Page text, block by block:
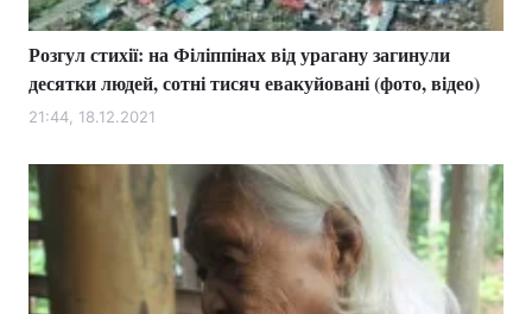
Розгул стихії: на Філіппінах від урагану загинули
десятки людей, сотні тисяч евакуйовані (фото, відео)
21:44, 18.12.2021